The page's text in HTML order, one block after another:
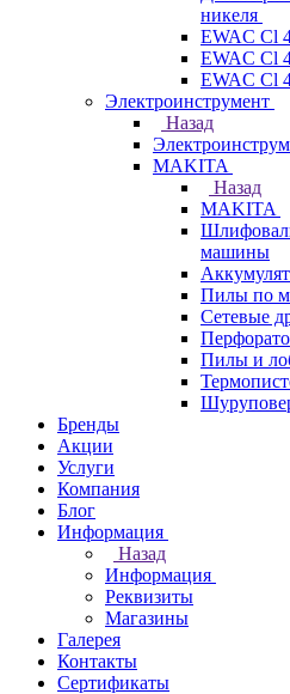
никеля
EWAC Cl
EWAC Cl
EWAC Cl
Электроинструмент
Назад
МAKITA
Назад
МAKITA
машины
Пилы по
Сетевые
Пилы и
Бренды
Акции
Услуги
Компания
Блог
Информация
Назад
Информация
Реквизиты
Магазины
Галерея
Контакты
Сертификаты